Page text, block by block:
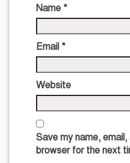
Name *
Email *
Website
Save my name,
browser for the next